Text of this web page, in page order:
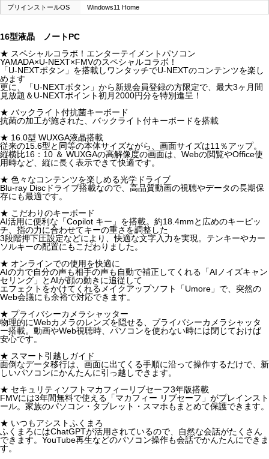
プリインストールOS Windows11 Home
16型液晶 ノートPC
★ スペシャルコラボ！エンターテイメントパソコン
YAMADA×U-NEXT×FMVのスペシャルコラボ！
「U-NEXTボタン」を搭載しワンタッチでU-NEXTのコンテンツを楽し
めます
更に、「U-NEXTボタン」から新規会員登録の方限定で、最大3ヶ月間
見放題＆U-NEXTポイント初月2000円分を特別進呈！
★ バックライト付抗菌キーボード
抗菌の加工が施された、バックライト付キーボードを搭載
★ 16.0型 WUXGA液晶搭載
従来の15.6型と同等の本体サイズながら、画面サイズは11％アップ。
縦横比16：10 ＆ WUXGAの高解像度の画面は、Webの閲覧やOffice使
用時など、縦に長く表示できて快適です。
★ 色々なコンテンツを楽しめる光学ドライブ
Blu-ray Discドライブ搭載なので、高品質動画の視聴やデータの長期保
存にも最適です。
★ こだわりのキーボード
AI活用に便利な「Copilot キー」を搭載。約18.4mmと広めのキーピッ
チ、指の力に合わせてキーの重さを調整した
3段階押下圧設定などにより、快適な文字入力を実現。テンキーやカー
ソルキーの配置にもこだわりました。
★ オンラインでの使用を快適に
AIの力で自分の声も相手の声も自動で補正してくれる「AIノイズキャン
セリング」とAIが顔の動きに追従して
エフェクトをかけてくれるメイクアップソフト「Umore」で、突然の
Web会議にも余裕で対応できます。
★ プライバシーカメラシャッター
物理的にWebカメラのレンズを隠せる、プライバシーカメラシャッタ
ー搭載。動画やWeb視聴時、パソコンを使わない時には閉じておけば
安心です。
★ スマート引越しガイド
面倒なデータ移行は、画面に出てくる手順に沿って操作するだけで、新
しいパソコンにかんたんに引っ越しできます。
★ セキュリティソフトマカフィーリブセーフ3年版搭載
FMVには3年間無料で使える「マカフィー リブセーフ」がプレインスト
ール。家族のパソコン・タブレット・スマホもまとめて保護できます。
★ いつもアシストふくまろ
ふくまろにはChatGPTが活用されているので、自然な会話がたくさん
できます。YouTube再生などのパソコン操作も会話でかんたんにできま
す。